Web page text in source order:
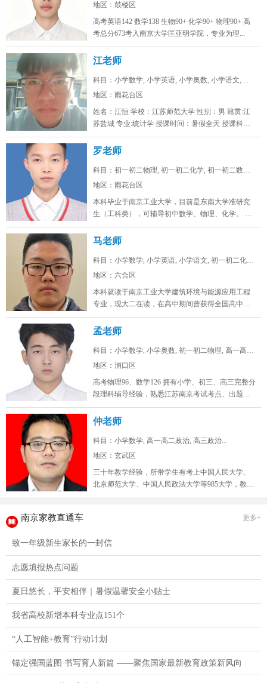
地区：鼓楼区
高考英语142 数学138 生物90+ 化学90+ 物理90+ 高
考总分673考入南京大学匡亚明学院，专业为理...
江老师
科目：小学数学, 小学英语, 小学奥数, 小学语文, ...
地区：雨花台区
姓名：江恒 学校：江苏师范大学 性别：男 籍贯:江
苏盐城 专业:统计学 授课时间：暑假全天 授课科
目：小学初...
罗老师
科目：初一初二物理, 初一初二化学, 初一初二数学, ...
地区：雨花台区
本科毕业于南京工业大学，目前是东南大学准研究
生（工科类），可辅导初中数学、物理、化学。 可
线上/线下，南京雨花台、浦口...
马老师
科目：小学数学, 小学英语, 小学语文, 初一初二化学...
地区：六合区
本科就读于南京工业大学建筑环境与能源应用工程
专业，现大二在读，在高中期间曾获得全国高中生
英语能力测评大赛省一，全国化学奥...
孟老师
科目：小学数学, 小学奥数, 初一初二物理, 高一高二...
地区：浦口区
高考物理96、数学126 拥有小学、初三、高三完整分
段理科辅导经验，熟悉江苏南京考试考点、出题思
路，擅长补差提分、五升...
仲老师
科目：小学数学, 高一高二政治, 高三政治...
地区：玄武区
三十年教学经验，所带学生有考上中国人民大学、
北京师范大学、中国人民政法大学等985大学，教学
南京家教直通车 更多+
致一年级新生家长的一封信
志愿填报热点问题
夏日悠长，平安相伴｜暑假温馨安全小贴士
我省高校新增本科专业点151个
“人工智能+教育”行动计划
锚定强国蓝图 书写育人新篇 ——聚焦国家最新教育政策新风向